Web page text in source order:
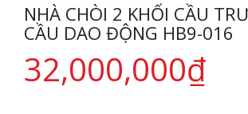
NHÀ CHÒI 2 KHỐI CẦU
CẦU DAO ĐỘNG HB9-016
32,000,000₫